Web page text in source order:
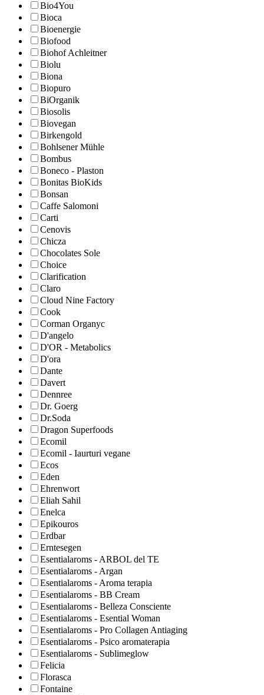
Bio4You
Bioca
Bioenergie
Biofood
Biohof Achleitner
Biolu
Biona
Biopuro
BiOrganik
Biosolis
Biovegan
Birkengold
Bohlsener Mühle
Bombus
Boneco - Plaston
Bonitas BioKids
Bonsan
Caffe Salomoni
Carti
Cenovis
Chicza
Chocolates Sole
Choice
Clarification
Claro
Cloud Nine Factory
Cook
Corman Organyc
D'angelo
D'OR - Metabolics
D'ora
Dante
Davert
Dennree
Dr. Goerg
Dr.Soda
Dragon Superfoods
Ecomil
Ecomil - Iaurturi vegane
Ecos
Eden
Ehrenwort
Eliah Sahil
Enelca
Epikouros
Erdbar
Erntesegen
Esentialaroms - ARBOL del TE
Esentialaroms - Argan
Esentialaroms - Aroma terapia
Esentialaroms - BB Cream
Esentialaroms - Belleza Consciente
Esentialaroms - Esential Woman
Esentialaroms - Pro Collagen Antiaging
Esentialaroms - Psico aromaterapia
Esentialaroms - Sublimeglow
Felicia
Florasca
Fontaine